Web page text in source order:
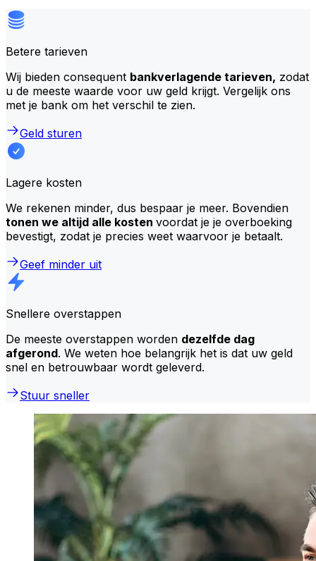
Betere tarieven
Wij bieden consequent bankverlagende tarieven, zodat
u de meeste waarde voor uw geld krijgt. Vergelijk ons
met je bank om het verschil te zien.
Geld sturen
Lagere kosten
We rekenen minder, dus bespaar je meer. Bovendien
tonen we altijd alle kosten voordat je je overboeking
bevestigt, zodat je precies weet waarvoor je betaalt.
Geef minder uit
Snellere overstappen
De meeste overstappen worden dezelfde dag
afgerond. We weten hoe belangrijk het is dat uw geld
snel en betrouwbaar wordt geleverd.
Stuur sneller